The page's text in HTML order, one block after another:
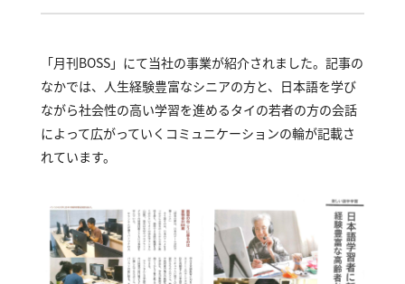
「月刊BOSS」にて当社の事業が紹介されました。記事の
なかでは、人生経験豊富なシニアの方と、日本語を学び
ながら社会性の高い学習を進めるタイの若者の方の会話
によって広がっていくコミュニケーションの輪が記載さ
れています。